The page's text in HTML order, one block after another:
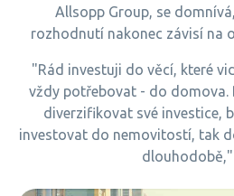
Allsopp Group, se
rozhodnutí nakonec závisí na
"Rád investuji do věcí, které
vždy potřebovat - do domova.
diverzifikovat své investice,
investovat do nemovitostí, tak
dlouhodobě,"